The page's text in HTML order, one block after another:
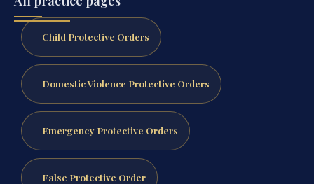
Child Protective Orders
Domestic Violence Protective Orders
Emergency Protective Orders
False Protective Order